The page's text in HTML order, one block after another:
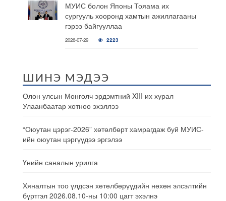
МУИС болон Японы Тояама их
сургууль хооронд хамтын ажиллагааны
гэрээ байгууллаа
2026-07-29 2223
ШИНЭ МЭДЭЭ
Олон улсын Монголч эрдэмтний XIII их хурал
Улаанбаатар хотноо эхэллээ
“Оюутан цэрэг-2026” хөтөлбөрт хамрагдаж буй МУИС-
ийн оюутан цэргүүдээ эргэлээ
Үнийн саналын урилга
Хяналтын тоо үлдсэн хөтөлбөрүүдийн нөхөн элсэлтийн
бүртгэл 2026.08.10-ны 10:00 цагт эхэлнэ